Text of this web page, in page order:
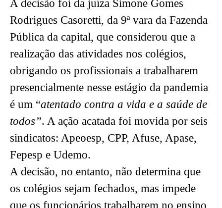
A decisão foi da juíza Simone Gomes
Rodrigues Casoretti, da 9ª vara da Fazenda
Pública da capital, que considerou que a
realização das atividades nos colégios,
obrigando os profissionais a trabalharem
presencialmente nesse estágio da pandemia
é um “atentado contra a vida e a saúde de
todos”. A ação acatada foi movida por seis
sindicatos: Apeoesp, CPP, Afuse, Apase,
Fepesp e Udemo.
A decisão, no entanto, não determina que
os colégios sejam fechados, mas impede
que os funcionários trabalharem no ensino